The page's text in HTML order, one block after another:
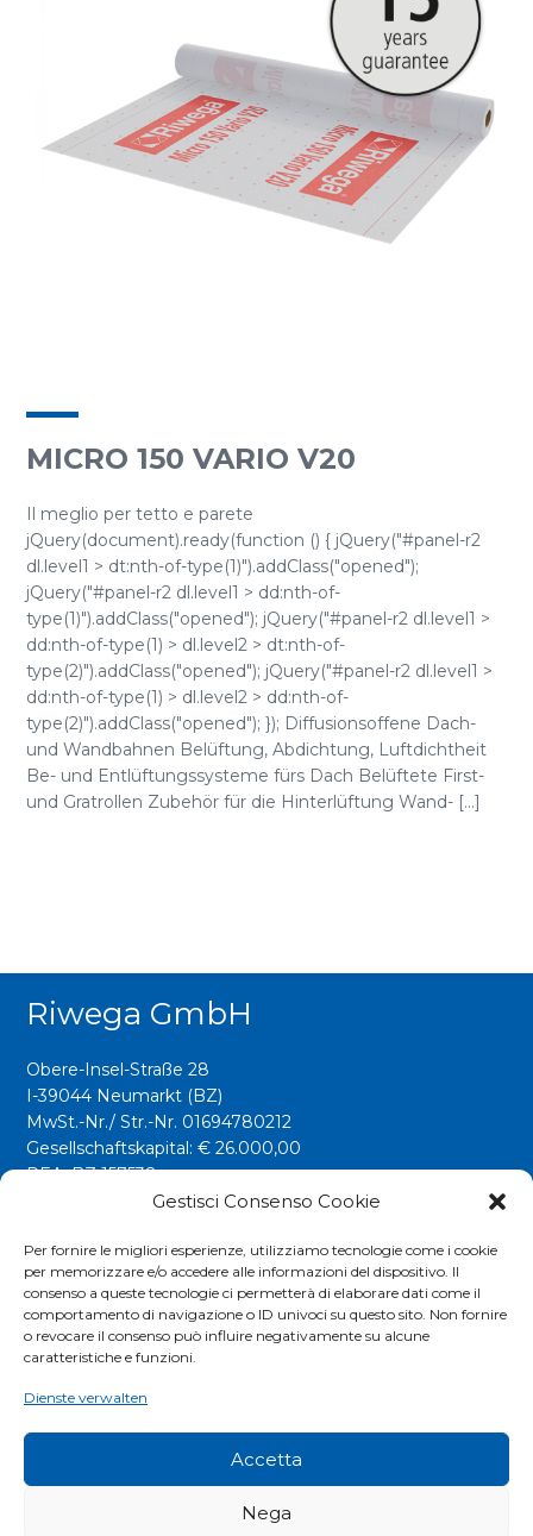
Gestisci Consenso Cookie
Per fornire le migliori esperienze, utilizziamo tecnologie come i cookie
per memorizzare e/o accedere alle informazioni del dispositivo. Il
consenso a queste tecnologie ci permetterà di elaborare dati come il
comportamento di navigazione o ID univoci su questo sito. Non fornire
o revocare il consenso può influire negativamente su alcune
caratteristiche e funzioni.
Dienste verwalten
Accetta
Nega
MICRO 150 VARIO V20
Il meglio per tetto e parete
jQuery(document).ready(function () { jQuery("#panel-r2
dl.level1 > dt:nth-of-type(1)").addClass("opened");
jQuery("#panel-r2 dl.level1 > dd:nth-of-
type(1)").addClass("opened"); jQuery("#panel-r2 dl.level1 >
dd:nth-of-type(1) > dl.level2 > dt:nth-of-
type(2)").addClass("opened"); jQuery("#panel-r2 dl.level1 >
dd:nth-of-type(1) > dl.level2 > dd:nth-of-
type(2)").addClass("opened"); }); Diffusionsoffene Dach-
und Wandbahnen Belüftung, Abdichtung, Luftdichtheit
Be- und Entlüftungssysteme fürs Dach Belüftete First-
und Gratrollen Zubehör für die Hinterlüftung Wand- [...]
Riwega GmbH
Obere-Insel-Straße 28
I-39044 Neumarkt (BZ)
MwSt.-Nr./ Str.-Nr. 01694780212
Gesellschaftskapital: € 26.000,00
REA: BZ 157538
info@riwega.com
Tel.+39 0471 827500
Social